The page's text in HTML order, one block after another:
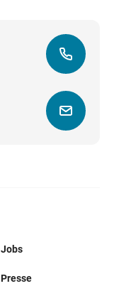
Jobs
Presse